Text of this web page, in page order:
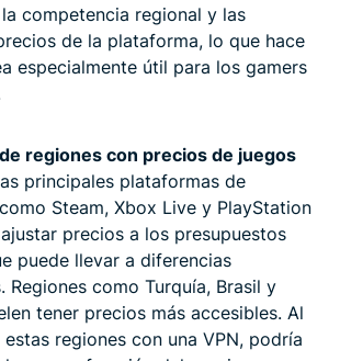
competencia regional y las
de la plataforma, lo que hace
especialmente útil para los gamers
regiones con precios de juegos
principales plataformas de
Steam, Xbox Live y PlayStation
precios a los presupuestos
puede llevar a diferencias
Regiones como Turquía, Brasil y
tener precios más accesibles. Al
regiones con una VPN, podría